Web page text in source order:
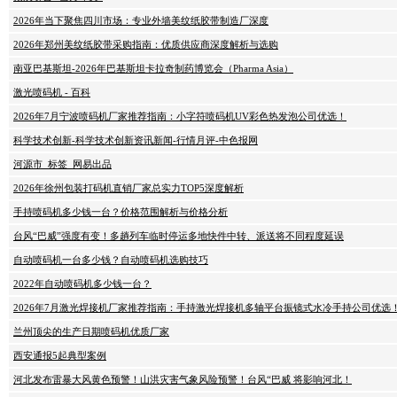
2026年当下聚焦四川市场：专业外墙美纹纸胶带制造厂深度
2026年郑州美纹纸胶带采购指南：优质供应商深度解析与选购
南亚巴基斯坦-2026年巴基斯坦卡拉奇制药博览会（Pharma Asia）
激光喷码机 - 百科
2026年7月宁波喷码机厂家推荐指南：小字符喷码机UV彩色热发泡公司优选！
科学技术创新-科学技术创新资讯新闻-行情月评-中色报网
河源市_标签_网易出品
2026年徐州包装打码机直销厂家总实力TOP5深度解析
手持喷码机多少钱一台？价格范围解析与价格分析
台风“巴威”强度有变！多趟列车临时停运多地快件中转、派送将不同程度延误
自动喷码机一台多少钱？自动喷码机选购技巧
2022年自动喷码机多少钱一台？
2026年7月激光焊接机厂家推荐指南：手持激光焊接机多轴平台振镜式水冷手持公司优选
兰州顶尖的生产日期喷码机优质厂家
西安通报5起典型案例
河北发布雷暴大风黄色预警！山洪灾害气象风险预警！台风“巴威 将影响河北！